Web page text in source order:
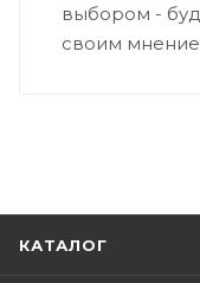
выбором -
своим
КАТАЛОГ